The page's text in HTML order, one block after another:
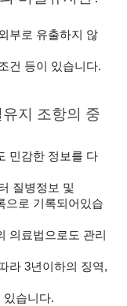
부로 유출하지 않
건 등이 있습니다.
지 조항의 중
민감한 정보를 다
질병정보 및
으로 기록되어있습
의료법으로도 관리
라 3년이하의 징역,
있습니다.